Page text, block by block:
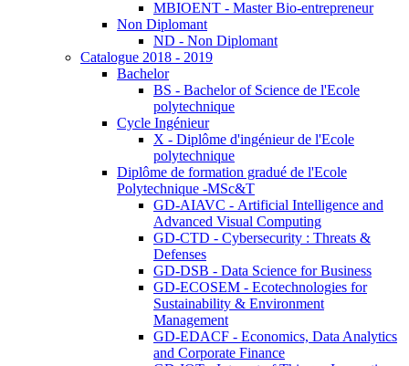
MBIOENT - Master Bio-entrepreneur
Non Diplomant
ND - Non Diplomant
Catalogue 2018 - 2019
Bachelor
BS - Bachelor of Science de l'Ecole
polytechnique
Cycle Ingénieur
X - Diplôme d'ingénieur de l'Ecole
polytechnique
Diplôme de formation gradué de l'Ecole
Polytechnique -MSc&T
GD-AIAVC - Artificial Intelligence and
Advanced Visual Computing
GD-CTD - Cybersecurity : Threats &
Defenses
GD-DSB - Data Science for Business
GD-ECOSEM - Ecotechnologies for
Sustainability & Environment
Management
GD-EDACF - Economics, Data Analytics
and Corporate Finance